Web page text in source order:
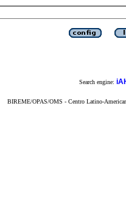
Search engine:
BIREME/OPAS/OMS - Centro Latino-